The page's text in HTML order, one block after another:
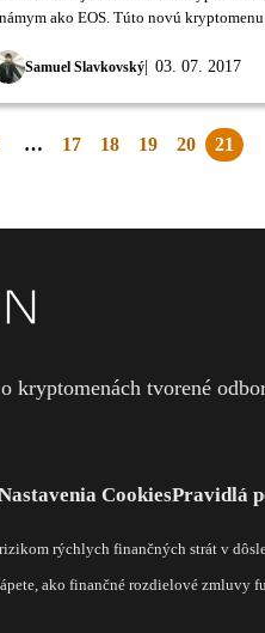
Samuel Slavkovský 03. 07. 2017
ako EOS. Túto novú
… 17 18 19 20 21
kryptomenách tvorené
CookiesPravidlá
rýchlych finančných strát v
ako finančné rozdielové zmluvy